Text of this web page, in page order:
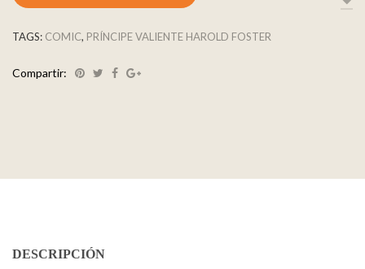
TAGS: COMIC, PRÍNCIPE VALIENTE HAROLD FOSTER
Compartir:
DESCRIPCIÓN